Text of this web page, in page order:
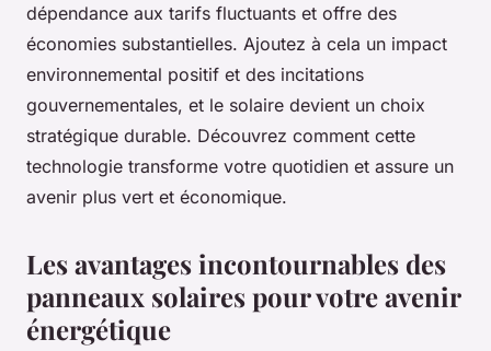
dépendance aux tarifs fluctuants et offre des
économies substantielles. Ajoutez à cela un impact
environnemental positif et des incitations
gouvernementales, et le solaire devient un choix
stratégique durable. Découvrez comment cette
technologie transforme votre quotidien et assure un
avenir plus vert et économique.
Les avantages incontournables des
panneaux solaires pour votre avenir
énergétique